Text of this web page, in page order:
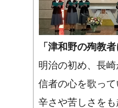
「津和野の殉教者
明治の初め、長
信者の心を歌って
辛さや苦しさをも